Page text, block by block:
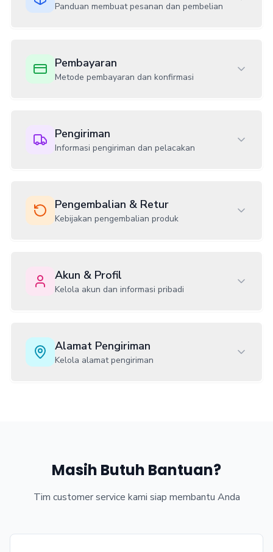
Panduan membuat pesanan dan pembelian
Pembayaran
Metode pembayaran dan konfirmasi
Pengiriman
Informasi pengiriman dan pelacakan
Pengembalian & Retur
Kebijakan pengembalian produk
Akun & Profil
Kelola akun dan informasi pribadi
Alamat Pengiriman
Kelola alamat pengiriman
Masih Butuh Bantuan?
Tim customer service kami siap membantu Anda